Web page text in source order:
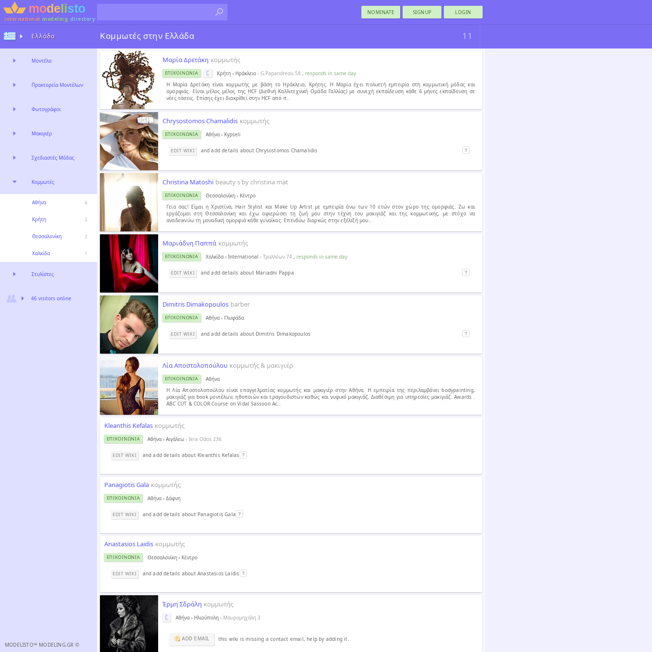
international modeling directory
NOMINATE SIGNUP LOGIN
Κομμωτές στην Ελλάδα 11
Μαρία Δρετάκη κομμωτής
ΕΠΙΚΟΙΝΩΝΊΑ Κρήτη› Ηράκλειο › G.Papandreou 58 , responds in same day
H Μαρία Δρετάκη είναι κομμωτής με βάση το Ηράκλειο, Κρήτης. Η Μαρία έχει πολυετή εμπειρία στη κομμωτική μόδας και
ομορφιάς. Είναι μέλος μέλος της HCF (Διεθνή Καλλιτεχνική Ομάδα Γαλλίας) με συνεχή εκπαίδευση κάθε 6 μήνες εκπαίδευση σε
νέες τάσεις. Επίσης έχει διακρίθεί στην HCF από π..
Chrysostomos Chamalidis κομμωτής
ΕΠΙΚΟΙΝΩΝΊΑ Αθήνα› Kypseli
EDIT WIKI and add details about Chrysostomos Chamalidis
Christina Matoshi beauty s by christina mat
ΕΠΙΚΟΙΝΩΝΊΑ Θεσσαλονίκη› Κέντρο
Γεια σας! Είμαι η Χριστίνα, Hair Stylist και Make Up Artist με εμπειρία άνω των 10 ετών στον χώρο της ομορφιάς. Ζω και
εργάζομαι στη Θεσσαλονίκη και έχω αφιερώσει τη ζωή μου στην τέχνη του μακιγιάζ και της κομμωτικής, με στόχο να
αναδεικνύω τη μοναδική ομορφιά κάθε γυναίκας. Επενδύω διαρκώς στην εξέλιξή μου..
Μαριάδνη Παππά κομμωτής
ΕΠΙΚΟΙΝΩΝΊΑ Χαλκίδα› International › Τραλλέων 74, responds in same day
EDIT WIKI and add details about Mariadni Pappa
Dimitris Dimakopoulos barber
ΕΠΙΚΟΙΝΩΝΊΑ Αθήνα› Γλυφάδα
EDIT WIKI and add details about Dimitris Dimakopoulos
Λία Αποστολοπούλου κομμωτής & μακιγιέρ
ΕΠΙΚΟΙΝΩΝΊΑ
Αθήνα
H Λία Αποστολοπούλου είναι επαγγελματίας κομμωτής και μακιγιέρ στην Αθήνα. Η εμπειρία της περιλαμβάνει bodypainting,
μακιγιάζ για book μοντέλων, ηθοποιών και τραγουδιστών καθώς και νυφικό μακιγιάζ. Διαθέσιμη για υπηρεσίες μακιγιάζ. Awards .
ABC CUT & COLOR Course on Vidal Sassoon Ac..
Kleanthis Kefalas κομμωτής
ΕΠΙΚΟΙΝΩΝΊΑ Αθήνα› Αιγάλεω › Iera Odos 236
EDIT WIKI and add details about Kleanthis Kefalas
Panagiotis Gala κομμωτής
ΕΠΙΚΟΙΝΩΝΊΑ Αθήνα› Δάφνη
EDIT WIKI and add details about Panagiotis Gala
Anastasios Laidis κομμωτής
ΕΠΙΚΟΙΝΩΝΊΑ Θεσσαλονίκη› Κέντρο
EDIT WIKI and add details about Anastasios Laidis
Έρµη Σδράλη κομμωτής
Αθήνα› Ηλιούπολη › Μαυρομηχάλη 3
ADD EMAIL this wiki is missing a contact email, help by adding it.
Ελλάδα
Μοντέλα
Πρακτορεία Μοντέλων
Φωτογράφοι
Μακιγιέρ
Σχεδιαστές Μόδας
Κομμωτές
Αθήνα 6
Κρήτη 2
Θεσσαλονίκη 2
Χαλκίδα 1
Στυλίστες
46 visitors online
MODELISTO™ MODELING.GR ©